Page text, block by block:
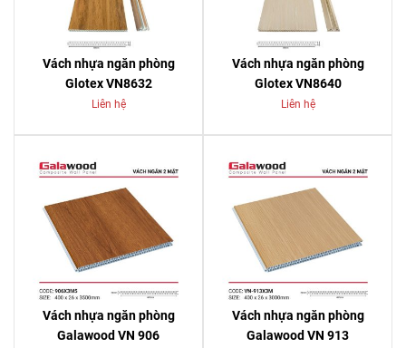
Vách nhựa ngăn phòng
Glotex VN8632
Liên hệ
Vách nhựa ngăn phòng
Glotex VN8640
Liên hệ
Vách nhựa ngăn phòng
Galawood VN 906
Vách nhựa ngăn phòng
Galawood VN 913